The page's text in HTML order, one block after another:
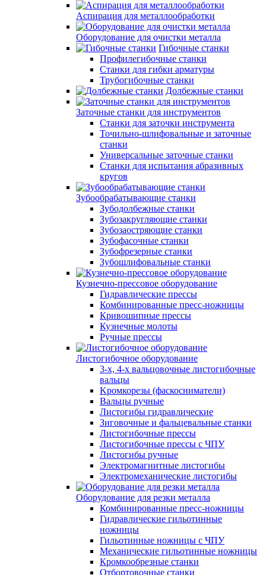
Аспирация для металлообработки
Оборудование для очистки металла
Гибочные станки
Профилегибочные станки
Станки для гибки арматуры
Трубогибочные станки
Долбежные станки
Заточные станки для инструментов
Станки для заточки инструмента
Точильно-шлифовальные и заточные
станки
Универсальные заточные станки
Станки для испытания абразивных
кругов
Зубообрабатывающие станки
Зубодолбежные станки
Зубозакругляющие станки
Зубозаостряющие станки
Зубофасочные станки
Зубофрезерные станки
Зубошлифовальные станки
Кузнечно-прессовое оборудование
Гидравлические прессы
Комбинированные пресс-ножницы
Кривошипные прессы
Кузнечные молоты
Ручные прессы
Листогибочное оборудование
3-х, 4-х вальцовочные листогибочные
вальцы
Kромкорезы (фаскосниматели)
Вальцы ручные
Листогибы гидравлические
Зиговочные и фальцевальные станки
Листогибочные прессы
Листогибочные прессы с ЧПУ
Листогибы ручные
Электромагнитные листогибы
Электромеханические листогибы
Оборудование для резки металла
Комбинированные пресс-ножницы
Гидравлические гильотинные
ножницы
Гильотинные ножницы с ЧПУ
Механические гильотинные ножницы
Кромкообрезные станки
Отбортовочные станки